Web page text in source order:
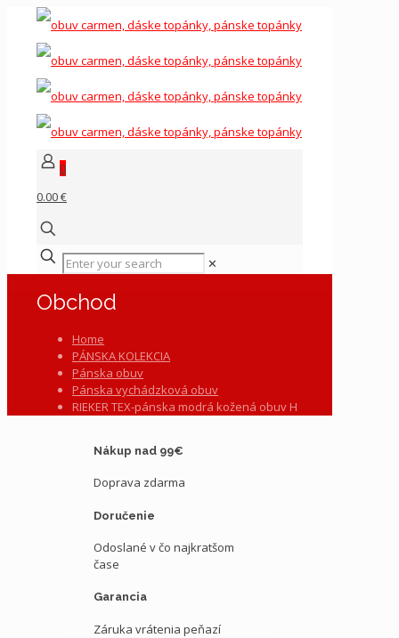
0
0.00 €
✕
Obchod
Home
PÁNSKA KOLEKCIA
Pánska obuv
Pánska vychádzková obuv
RIEKER TEX-pánska modrá kožená obuv H
Nákup nad 99€
Doprava zdarma
Doručenie
Odoslané v čo najkratšom
čase
Garancia
Záruka vrátenia peňazí